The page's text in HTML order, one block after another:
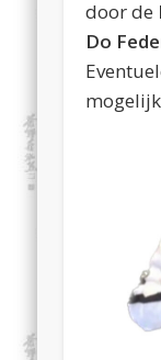
door de
Do